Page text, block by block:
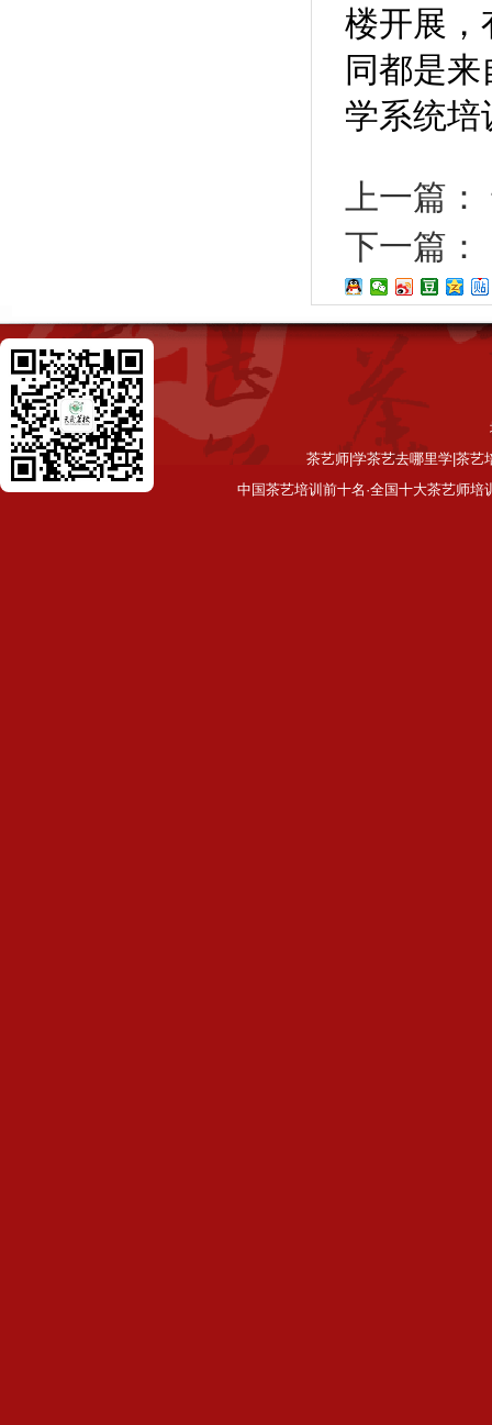
楼开展，
同都是
学系统培
上一篇：
下一篇：
茶艺师|学茶艺去哪里学|茶艺
中国茶艺培训前十名·全国十大茶艺师培